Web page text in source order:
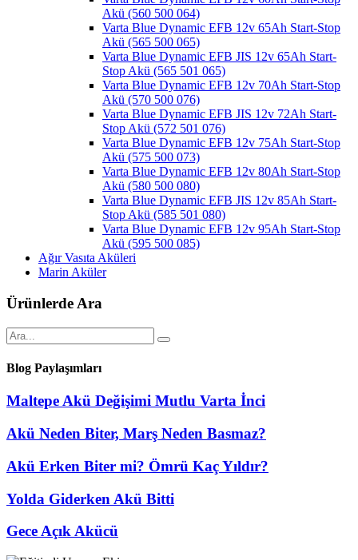
Akü (560 500 064)
Varta Blue Dynamic EFB 12v 65Ah Start-Stop
Akü (565 500 065)
Varta Blue Dynamic EFB JIS 12v 65Ah Start-
Stop Akü (565 501 065)
Varta Blue Dynamic EFB 12v 70Ah Start-Stop
Akü (570 500 076)
Varta Blue Dynamic EFB JIS 12v 72Ah Start-
Stop Akü (572 501 076)
Varta Blue Dynamic EFB 12v 75Ah Start-Stop
Akü (575 500 073)
Varta Blue Dynamic EFB 12v 80Ah Start-Stop
Akü (580 500 080)
Varta Blue Dynamic EFB JIS 12v 85Ah Start-
Stop Akü (585 501 080)
Varta Blue Dynamic EFB 12v 95Ah Start-Stop
Akü (595 500 085)
Ağır Vasıta Aküleri
Marin Aküler
Ürünlerde Ara
Blog Paylaşımları
Maltepe Akü Değişimi Mutlu Varta İnci
Akü Neden Biter, Marş Neden Basmaz?
Akü Erken Biter mi? Ömrü Kaç Yıldır?
Yolda Giderken Akü Bitti
Gece Açık Akücü